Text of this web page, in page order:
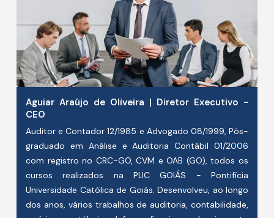
Aguiar Araújo de Oliveira | Diretor Executivo -
CEO
Auditor e Contador 12/1985 e Advogado 08/1999, Pós-
graduado em Análise e Auditoria Contábil 01/2006
com registro no CRC-GO, CVM e OAB (GO), todos os
cursos realizados na PUC GOIÁS - Pontifícia
Universidade Católica de Goiás. Desenvolveu, ao longo
dos anos, vários trabalhos de auditoria, contabilidade,